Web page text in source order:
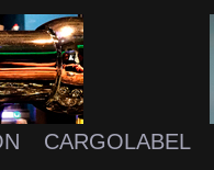
CARGOLABEL